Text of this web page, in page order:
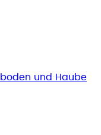
und Haube